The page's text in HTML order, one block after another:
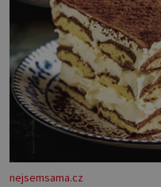
nejsemsama.cz